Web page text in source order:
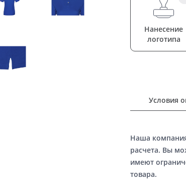
Нанесение
логотипа
Условия
Наша
расчета. Вы
имеют
товара.